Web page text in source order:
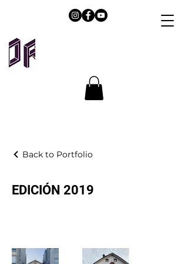
Back to Portfolio
EDICIÓN 2019